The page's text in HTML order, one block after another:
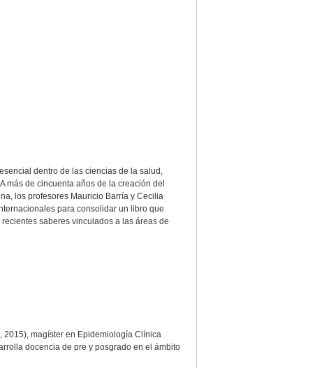
dentro de las ciencias de la salud,
más de cincuenta años de la creación del
los profesores Mauricio Barría y Cecilia
para consolidar un libro que
saberes vinculados a las áreas de
2015), magíster en Epidemiología Clínica
docencia de pre y posgrado en el ámbito